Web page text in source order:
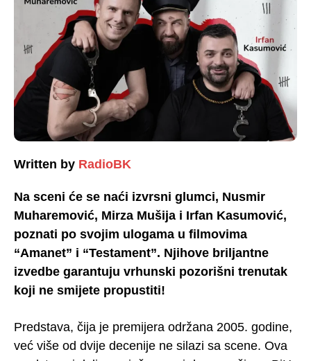
Written by RadioBK
Na sceni će se naći izvrsni glumci, Nusmir
Muharemović, Mirza Mušija i Irfan Kasumović,
poznati po svojim ulogama u filmovima
“Amanet” i “Testament”. Njihove briljantne
izvedbe garantuju vrhunski pozorišni trenutak
koji ne smijete propustiti!
Predstava, čija je premijera održana 2005. godine,
već više od dvije decenije ne silazi sa scene. Ova